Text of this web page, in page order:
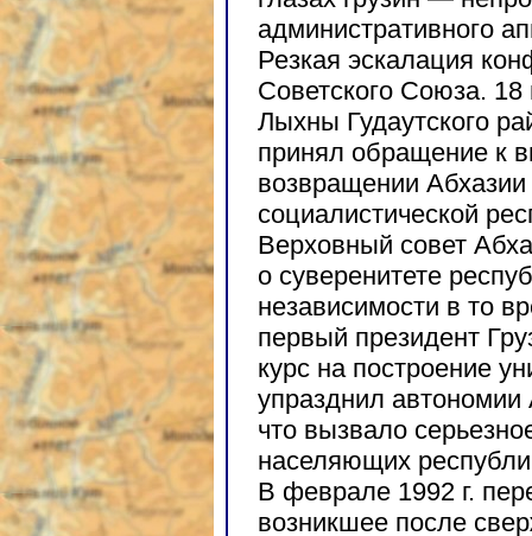
административного
Резкая эскалация
Советского Союза. 18
Лыхны Гудаутского
принял обращение к
возвращении Абхазии
социалистической
Верховный совет
о суверенитете
независимости в то
первый президент
курс на построение
упразднил
что вызвало
населяющих
В феврале 1992 г.
возникшее после